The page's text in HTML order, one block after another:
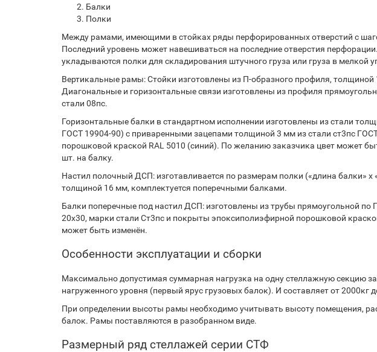
Балки
Полки
Между рамами, имеющими в стойках ряды перфорированных отверстий с
Последний уровень может навешиваться на последние отверстия
укладываются полки для складирования штучного груза или груза в мелкой
Вертикальные рамы: Стойки изготовлены из П-образного профиля,
Диагональные и горизонтальные связи изготовлены из профиля
стали 08пс.
Горизонтальные балки в стандартном исполнении изготовлены из стали
ГОСТ 19904-90) с приваренными зацепами толщиной 3 мм из стали ст3пс
порошковой краской RAL 5010 (синий). По желанию заказчика цвет может
шт. на балку.
Настил полочный ДСП: изготавливается по размерам полки («длина балки»
толщиной 16 мм, комплектуется поперечными балками.
Балки поперечные под настил ДСП: изготовлены из трубы прямоугольной по
20х30, марки стали Ст3пс и покрыты эпоксиполиэфирной порошковой
может быть изменён.
Особенности эксплуатации и сборки
Максимально допустимая суммарная нагрузка на одну стеллажную секцию
нагруженного уровня (первый ярус грузовых балок). И составляет от 2000кг
При определении высоты рамы необходимо учитывать высоту помещения,
балок. Рамы поставляются в разобранном виде.
Размерный ряд стеллажей серии СТФ